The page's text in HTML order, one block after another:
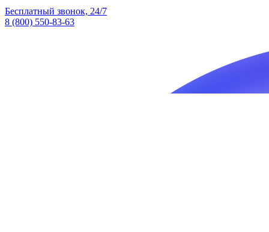
Бесплатный звонок, 24/7
8 (800) 550-83-63